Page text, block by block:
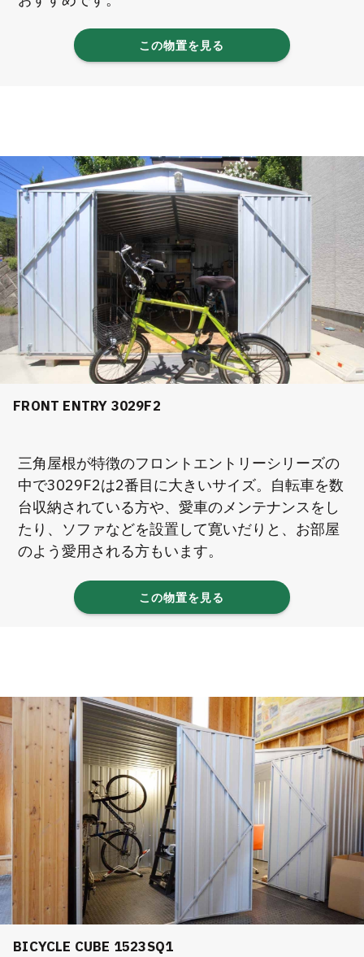
この物置を見る
FRONT ENTRY 3029F2
三角屋根が特徴のフロントエントリーシリーズの
中で3029F2は2番目に大きいサイズ。自転車を数
台収納されている方や、愛車のメンテナンスをし
たり、ソファなどを設置して寛いだりと、お部屋
のよう愛用される方もいます。
この物置を見る
BICYCLE CUBE 1523SQ1